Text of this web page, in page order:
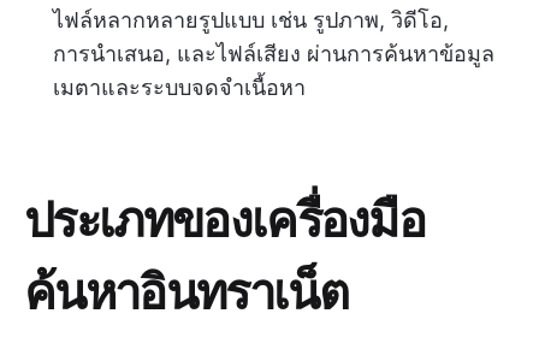
ไฟล์หลากหลายรูปแบบ เช่น รูปภาพ, วิดีโอ,
การนำเสนอ, และไฟล์เสียง ผ่านการค้นหาข้อมูล
เมตาและระบบจดจำเนื้อหา
ประเภทของเครื่องมือ
ค้นหาอินทราเน็ต